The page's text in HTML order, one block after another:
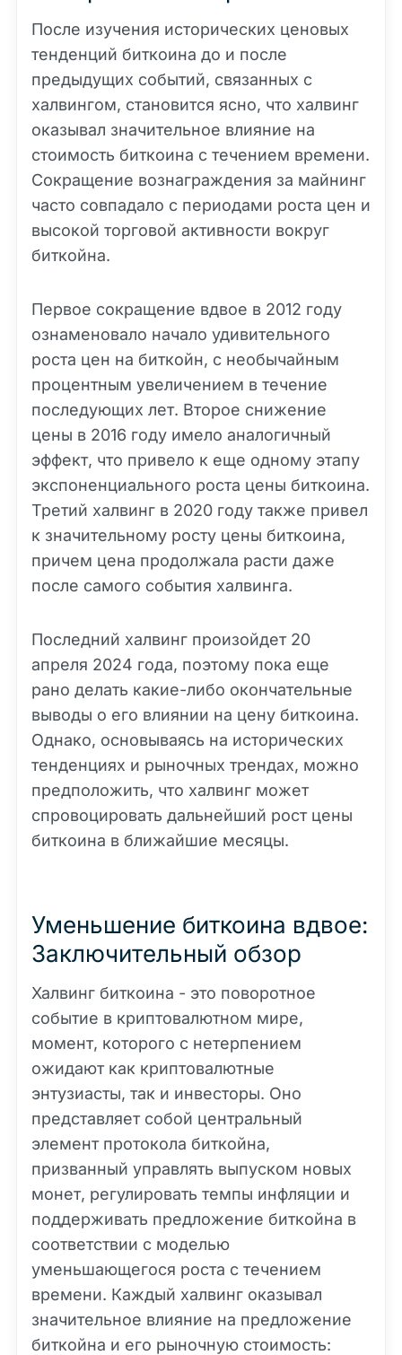
После изучения исторических ценовых
тенденций биткоина до и после
предыдущих событий, связанных с
халвингом, становится ясно, что халвинг
оказывал значительное влияние на
стоимость биткоина с течением времени.
Сокращение вознаграждения за майнинг
часто совпадало с периодами роста цен и
высокой торговой активности вокруг
биткойна.
Первое сокращение вдвое в 2012 году
ознаменовало начало удивительного
роста цен на биткойн, с необычайным
процентным увеличением в течение
последующих лет. Второе снижение
цены в 2016 году имело аналогичный
эффект, что привело к еще одному этапу
экспоненциального роста цены биткоина.
Третий халвинг в 2020 году также привел
к значительному росту цены биткоина,
причем цена продолжала расти даже
после самого события халвинга.
Последний халвинг произойдет 20
апреля 2024 года, поэтому пока еще
рано делать какие-либо окончательные
выводы о его влиянии на цену биткоина.
Однако, основываясь на исторических
тенденциях и рыночных трендах, можно
предположить, что халвинг может
спровоцировать дальнейший рост цены
биткоина в ближайшие месяцы.
Уменьшение биткоина вдвое:
Заключительный обзор
Халвинг биткоина - это поворотное
событие в криптовалютном мире,
момент, которого с нетерпением
ожидают как криптовалютные
энтузиасты, так и инвесторы. Оно
представляет собой центральный
элемент протокола биткойна,
призванный управлять выпуском новых
монет, регулировать темпы инфляции и
поддерживать предложение биткойна в
соответствии с моделью
уменьшающегося роста с течением
времени. Каждый халвинг оказывал
значительное влияние на предложение
биткойна и его рыночную стоимость: